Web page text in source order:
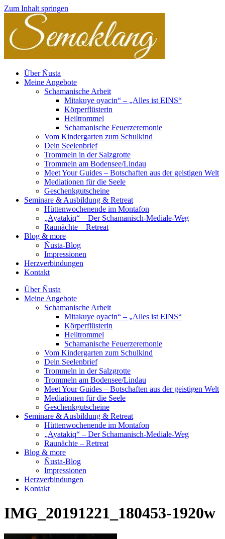
Zum Inhalt springen
Über Ñusta
Meine Angebote
Schamanische Arbeit
Mitakuye oyacin“ – „Alles ist EINS“
Körperflüsterin
Heiltrommel
Schamanische Feuerzeremonie
Vom Kindergarten zum Schulkind
Dein Seelenbrief
Trommeln in der Salzgrotte
Trommeln am Bodensee/Lindau
Meet Your Guides – Botschaften aus der geistigen Welt
Mediationen für die Seele
Geschenkgutscheine
Seminare & Ausbildung & Retreat
Hüttenwochenende im Montafon
„Ayatakiq“ – Der Schamanisch-Mediale-Weg
Raunächte – Retreat
Blog & more
Ñusta-Blog
Impressionen
Herzverbindungen
Kontakt
Über Ñusta
Meine Angebote
Schamanische Arbeit
Mitakuye oyacin“ – „Alles ist EINS“
Körperflüsterin
Heiltrommel
Schamanische Feuerzeremonie
Vom Kindergarten zum Schulkind
Dein Seelenbrief
Trommeln in der Salzgrotte
Trommeln am Bodensee/Lindau
Meet Your Guides – Botschaften aus der geistigen Welt
Mediationen für die Seele
Geschenkgutscheine
Seminare & Ausbildung & Retreat
Hüttenwochenende im Montafon
„Ayatakiq“ – Der Schamanisch-Mediale-Weg
Raunächte – Retreat
Blog & more
Ñusta-Blog
Impressionen
Herzverbindungen
Kontakt
IMG_20191221_180453-1920w